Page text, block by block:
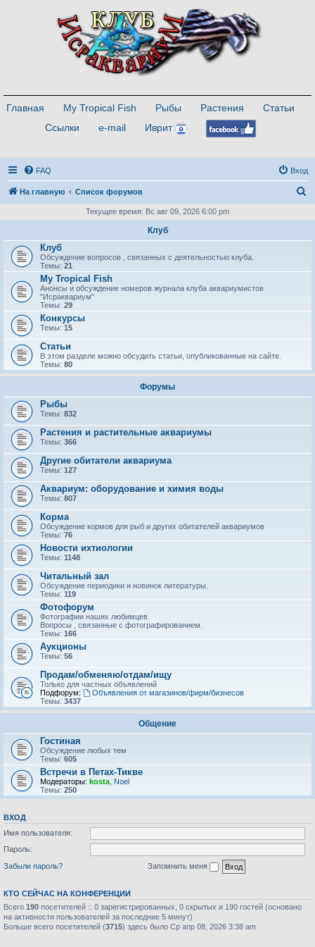
Главная My Tropical Fish Рыбы Растения
Статьи
Ссылки
e-mail Иврит
FAQ Вход
На главную Список форумов
с
Текущее время: Вс авг 09, 2026 6:00 pm
Клуб
Клуб
Обсуждение вопросов , связанных с деятельностью клуба.
Темы: 21
My Tropical Fish
Анонсы и обсуждение номеров журнала клуба аквариумистов
"Исраквариум"
Темы: 29
Конкурсы
Темы: 15
Статьи
В этом разделе можно обсудить статьи, опубликованные на сайте.
Темы: 80
Форумы
Рыбы
Темы: 832
Растения и растительные аквариумы
Темы: 366
Другие обитатели аквариума
Темы: 127
Аквариум: оборудование и химия воды
Темы: 807
Корма
Обсуждение кормов для рыб и других обитателей аквариумов
Темы: 76
Новости ихтиологии
Темы: 1148
Читальный зал
Обсуждение периодики и новинок литературы.
Темы: 119
Фотофорум
Фотографии наших любимцев.
Вопросы , связанные с фотографированием.
Темы: 166
Аукционы
Темы: 56
Продам/обменяю/отдам/ищу
Только для частных объявлений
Подфорум:
Объявления от магазинов/фирм/бизнесов
Темы: 3437
Общение
Гостиная
Обсуждение любых тем
Темы: 605
Встречи в Петах-Тикве
Модераторы: kosta Noel
Темы: 250
ВХОД
Имя пользователя:
Пароль:
Забыли пароль?
Запомнить меня
КТО СЕЙЧАС НА КОНФЕРЕНЦИИ
Всего 190 посетителей :: 0 зарегистрированных, 0 скрытых и 190 гостей (основано
на активности пользователей за последние 5 минут)
Больше всего посетителей (3715) здесь было Ср апр 08, 2026 3:38 am